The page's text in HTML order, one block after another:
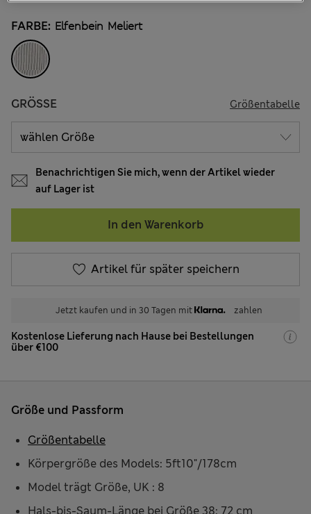
FARBE: Elfenbein Meliert
GRÖSSE Größentabelle
Benachrichtigen Sie mich, wenn der Artikel wieder
auf Lager ist
In den Warenkorb
Artikel für später speichern
Jetzt kaufen und in 30 Tagen mit zahlen
Kostenlose Lieferung nach Hause bei Bestellungen
über €100
Größe und Passform
Körpergröße des Models: 5ft10"/178cm
Model trägt Größe, UK : 8
Hals-bis-Saum-Länge bei Größe 38: 72 cm
Größentabelle